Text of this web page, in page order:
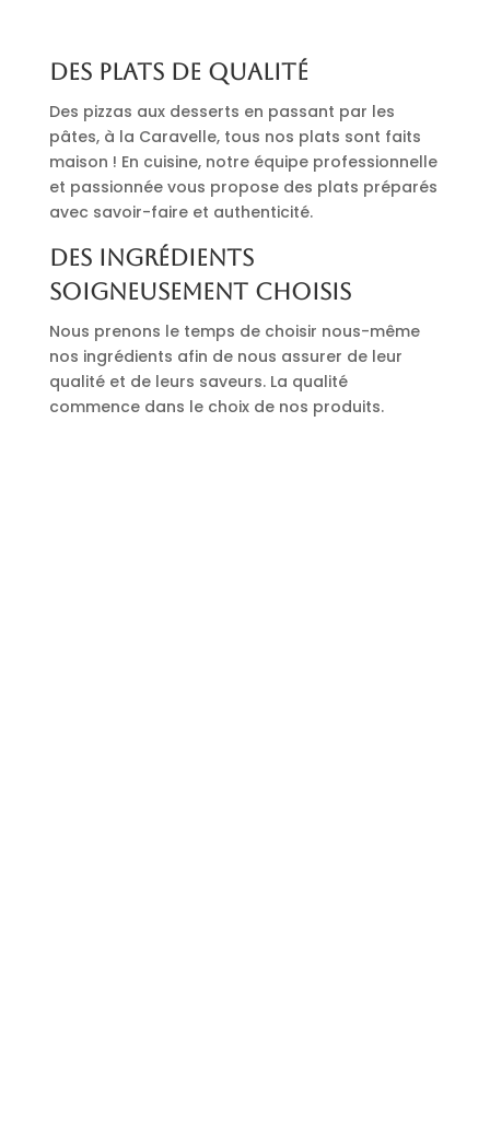
Des plats de qualité
Des pizzas aux desserts en passant par les
pâtes, à la Caravelle, tous nos plats sont faits
maison ! En cuisine, notre équipe professionnelle
et passionnée vous propose des plats préparés
avec savoir-faire et authenticité.
Des ingrédients
soigneusement choisis
Nous prenons le temps de choisir nous-même
nos ingrédients afin de nous assurer de leur
qualité et de leurs saveurs. La qualité
commence dans le choix de nos produits.